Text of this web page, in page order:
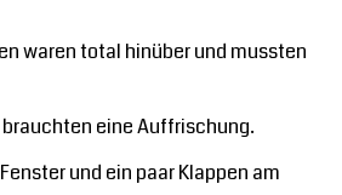
waren total hinüber und mussten
eine Auffrischung.
und ein paar Klappen am